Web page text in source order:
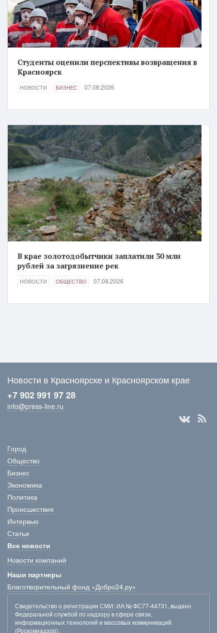
Студенты оценили перспективы возвращения в
Красноярск
НОВОСТИ БИЗНЕС 07.08.2026
В крае золотодобытчики заплатили 30 млн
рублей за загрязнение рек
НОВОСТИ ОБЩЕСТВО 07.08.2026
Новости в Красноярске и Красноярском крае
+7 902 991 97 28
info@press-line.ru
Город
Общество
Бизнес
Экономика
Политика
Происшествия
Интервью
Статьи
Все новости
Новости компаний
Наши партнеры
Благотворительный фонд «Добро24.ру»
Свидетельство о регистрации СМИ: ИА № ФС77-44731, выдано
Федеральной службой по надзору в сфере связи,
информационных технологий и массовых коммуникаций
(Роскомнадзор).